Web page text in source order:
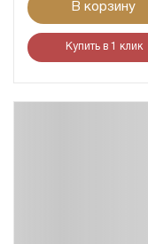
В корзину
Купить в 1 клик